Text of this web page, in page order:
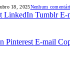
18, 2025Nenhum
LinkedIn Tumblr E-
Pinterest E-mail